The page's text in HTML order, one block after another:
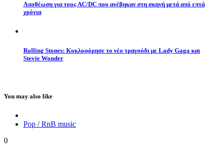
Αποθέωση για τους AC/DC που ανέβηκαν στη σκηνή μετά από επτά
χρόνια
Rolling Stones: Κυκλοφόρησε το νέο τραγούδι με Lady Gaga και
Stevie Wonder
You may also like
Pop / RnB music
0